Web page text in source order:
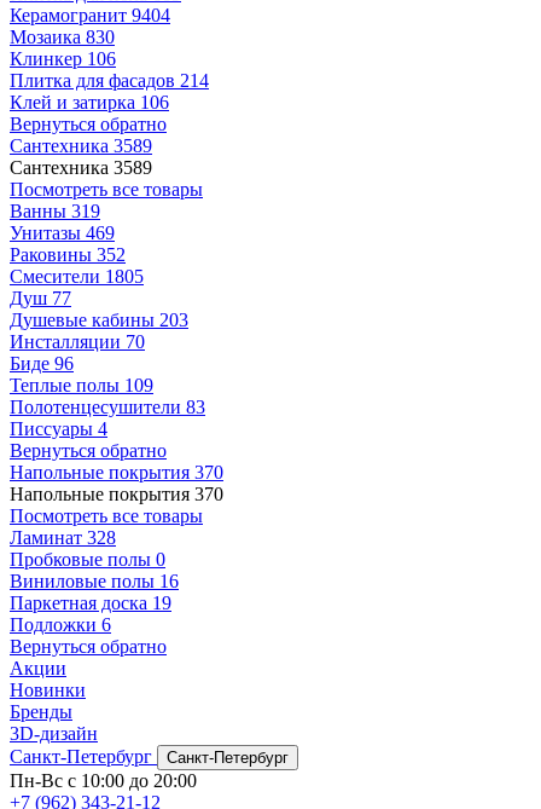
Керамогранит 9404
Мозаика 830
Клинкер 106
Плитка для фасадов 214
Клей и затирка 106
Вернуться обратно
Сантехника 3589
Сантехника 3589
Посмотреть все товары
Ванны 319
Унитазы 469
Раковины 352
Смесители 1805
Душ 77
Душевые кабины 203
Инсталляции 70
Биде 96
Теплые полы 109
Полотенцесушители 83
Писсуары 4
Вернуться обратно
Напольные покрытия 370
Напольные покрытия 370
Посмотреть все товары
Ламинат 328
Пробковые полы 0
Виниловые полы 16
Паркетная доска 19
Подложки 6
Вернуться обратно
Акции
Новинки
Бренды
3D-дизайн
Санкт-Петербург
Санкт-Петербург
Пн-Вс с 10:00 до 20:00
+7 (962) 343-21-12